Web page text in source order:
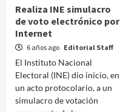
Realiza INE simulacro
de voto electrónico por
Internet
6 años ago Editorial Staff
El Instituto Nacional
Electoral (INE) dio inicio, en
un acto protocolario, a un
simulacro de votación